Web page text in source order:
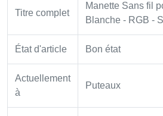
Titre complet
Manette Sans fil
Blanche - RGB -
État d'article Bon état
Actuellement
à
Puteaux